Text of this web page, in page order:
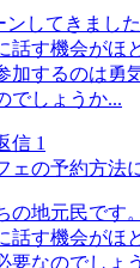
してきまし
話す機会がほ
加するのは勇
でしょうか...
信 1
ェの予約方法
の地元民です
話す機会がほ
要なのでしょ